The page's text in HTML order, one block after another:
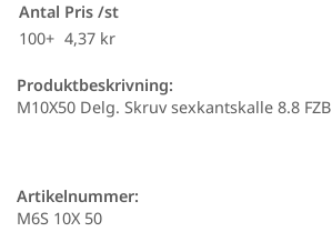
Antal Pris /st
100+ 4,37 kr
Produktbeskrivning:
M10X50 Delg. Skruv sexkantskalle 8.8 FZB
Artikelnummer:
M6S 10X 50